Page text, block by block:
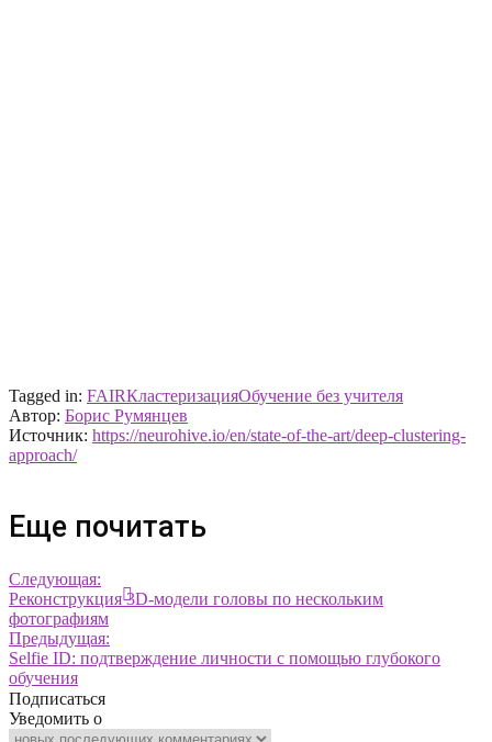
Tagged in: FAIRКластеризацияОбучение без учителя
Автор: Борис Румянцев
Источник: https://neurohive.io/en/state-of-the-art/deep-clustering-
approach/
Еще почитать
Следующая:
Реконструкция 3D-модели головы по нескольким
фотографиям
Предыдущая:
Selfie ID: подтверждение личности с помощью глубокого
обучения
Подписаться
Уведомить о